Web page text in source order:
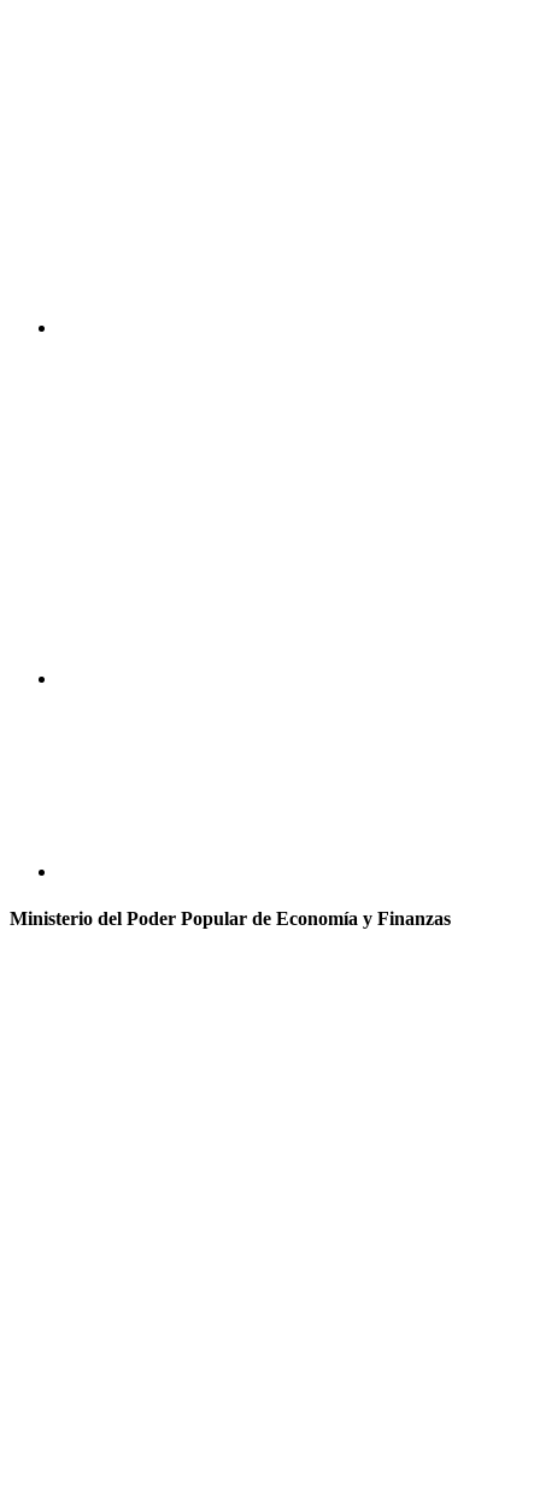
Ministerio del Poder Popular de Economía y Finanzas